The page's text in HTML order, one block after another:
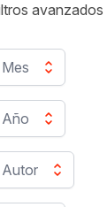
Mes
Año
Autor
avanzados